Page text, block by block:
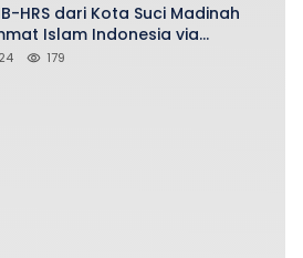
HRS dari Kota Suci Madinah
Islam Indonesia via
DPP FPI Asy-Syeikh KH Buya
179